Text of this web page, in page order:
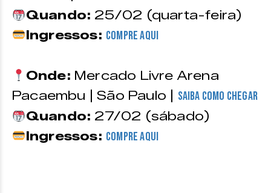
Quando: 25/02 (quarta-feira)
Ingressos: Compre aqui
Onde: Mercado Livre Arena
Pacaembu | São Paulo | Saiba como chegar
Quando: 27/02 (sábado)
Ingressos: Compre aqui